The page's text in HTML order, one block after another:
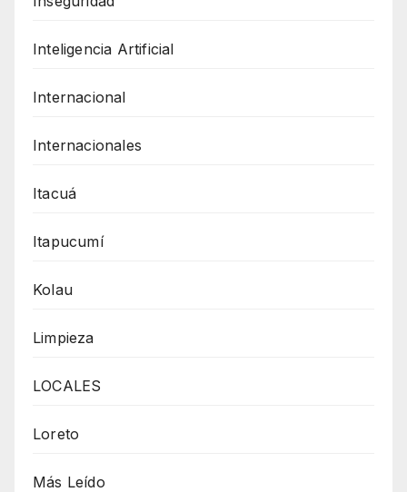
Inteligencia Artificial
Internacional
Internacionales
Itacuá
Itapucumí
Kolau
Limpieza
LOCALES
Loreto
Más Leído